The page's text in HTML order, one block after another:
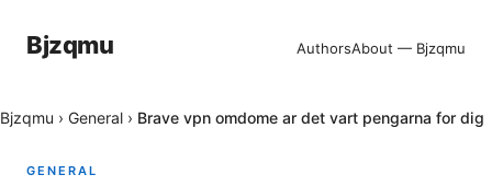
Bjzqmu AuthorsAbout — Bjzqmu
Bjzqmu › General › Brave vpn omdome ar det vart pengarna for dig
GENERAL